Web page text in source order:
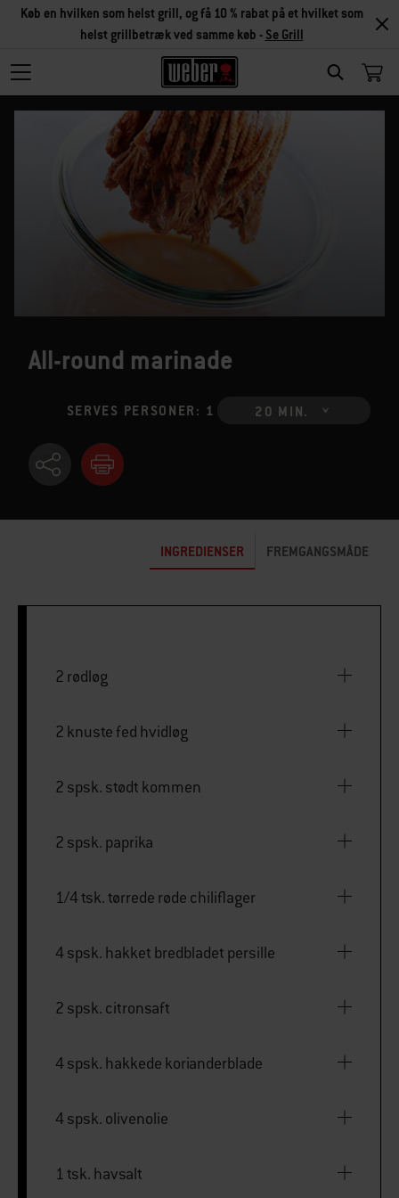
SEARCH
Køb en hvilken som helst grill, og få 10 % rabat på et hvilket som
helst grillbetræk ved samme køb - Se Grill
All-round marinade
SERVES PERSONER: 1 20 MIN.
INGREDIENSER FREMGANGSMÅDE
2 rødløg
2 knuste fed hvidløg
2 spsk. stødt kommen
2 spsk. paprika
1/4 tsk. tørrede røde chiliflager
4 spsk. hakket bredbladet persille
2 spsk. citronsaft
4 spsk. hakkede korianderblade
4 spsk. olivenolie
1 tsk. havsalt